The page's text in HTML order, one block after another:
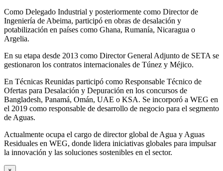
Como Delegado Industrial y posteriormente como Director de
Ingeniería de Abeima, participó en obras de desalación y
potabilización en países como Ghana, Rumanía, Nicaragua o
Argelia.
En su etapa desde 2013 como Director General Adjunto de SETA se
gestionaron los contratos internacionales de Túnez y Méjico.
En Técnicas Reunidas participó como Responsable Técnico de
Ofertas para Desalación y Depuración en los concursos de
Bangladesh, Panamá, Omán, UAE o KSA. Se incorporó a WEG en
el 2019 como responsable de desarrollo de negocio para el segmento
de Aguas.
Actualmente ocupa el cargo de director global de Agua y Aguas
Residuales en WEG, donde lidera iniciativas globales para impulsar
la innovación y las soluciones sostenibles en el sector.